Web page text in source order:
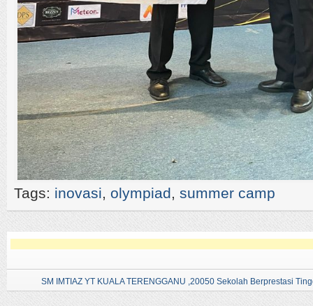
Tags: inovasi, olympiad, summer camp
SM IMTIAZ YT KUALA TERENGGANU ,20050 Sekolah Berprestasi